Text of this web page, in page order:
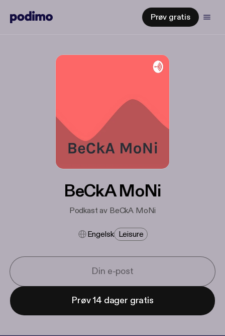
Prøv gratis
BeCkA MoNi
Podkast av BeCkA MoNi
Engelsk Leisure
Prøv 14 dager gratis